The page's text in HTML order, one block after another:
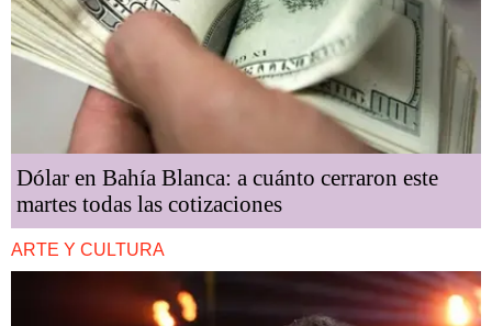
Dólar en Bahía Blanca: a cuánto cerraron este
martes todas las cotizaciones
ARTE Y CULTURA